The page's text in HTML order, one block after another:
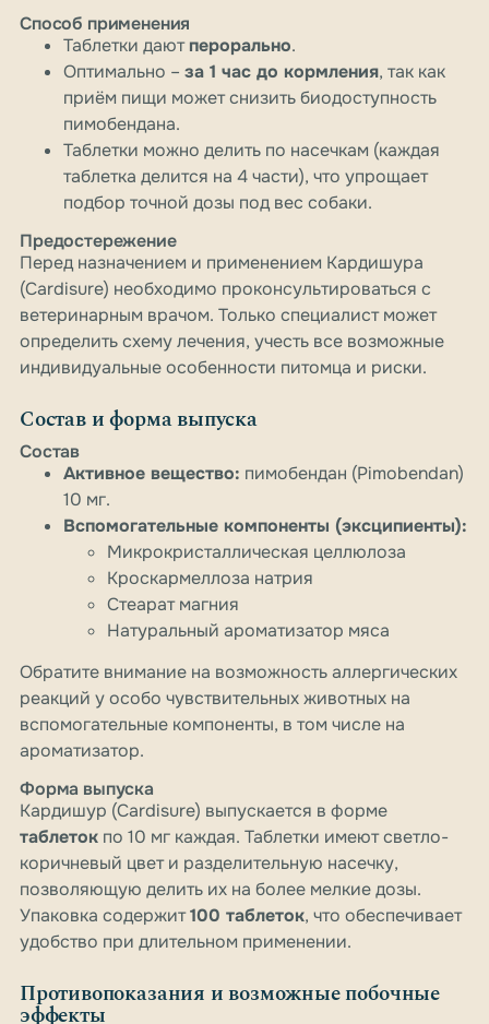
Способ применения
Таблетки даютперорально.
Оптимально – за 1 час до кормления, так как
приём пищи может снизить биодоступность
пимобендана.
Таблетки можно делить по насечкам (каждая
таблетка делится на 4 части), что упрощает
подбор точной дозы под вес собаки.
Предостережение
Перед назначением и применением Кардишура
(Cardisure) необходимо проконсультироваться с
ветеринарным врачом. Только специалист может
определить схему лечения, учесть все возможные
индивидуальные особенности питомца и риски.
Состав и форма выпуска
Состав
Активное вещество: пимобендан (Pimobendan)
10 мг.
Вспомогательные компоненты (эксципиенты):
Микрокристаллическая целлюлоза
Кроскармеллоза натрия
Стеарат магния
Натуральный ароматизатор мяса
Обратите внимание на возможность аллергических
реакций у особо чувствительных животных на
вспомогательные компоненты, в том числе на
ароматизатор.
Форма выпуска
Кардишур (Cardisure) выпускается в форме
таблеток по 10 мг каждая. Таблетки имеют светло-
коричневый цвет и разделительную насечку,
позволяющую делить их на более мелкие дозы.
Упаковка содержит100 таблеток, что обеспечивает
удобство при длительном применении.
Противопоказания и возможные побочные
эффекты